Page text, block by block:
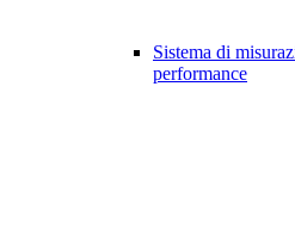
Sistema di
performance